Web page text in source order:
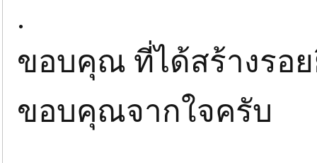
.
ขอบคุณ ที่ได้สร้างรอ
ขอบคุณจากใจครับ